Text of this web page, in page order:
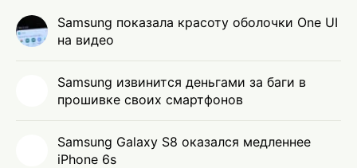
Samsung показала красоту оболочки One UI
на видео
Samsung извинится деньгами за баги в
прошивке своих смартфонов
Samsung Galaxy S8 оказался медленнее
iPhone 6s